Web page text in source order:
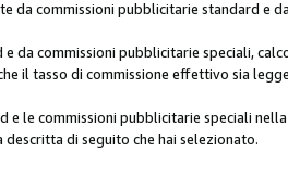
da commissioni pubblicitarie standard e
da commissioni pubblicitarie speciali,
il tasso di commissione effettivo sia
e le commissioni pubblicitarie speciali
di seguito che hai selezionato.